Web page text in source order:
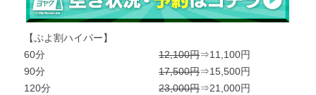
【ぷよ割ハイパー】
60分
12,100円⇒11,100円
90分
17,500円⇒15,500円
120分
23,000円⇒21,000円